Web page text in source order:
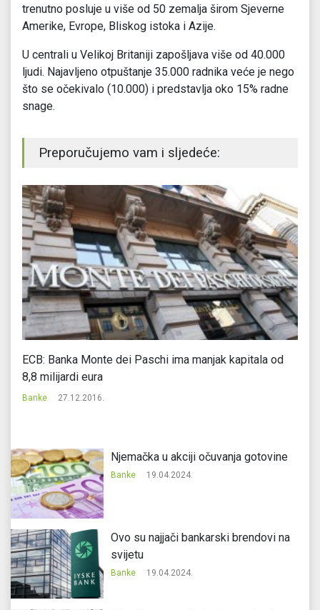
trenutno posluje u više od 50 zemalja širom Sjeverne
Amerike, Evrope, Bliskog istoka i Azije.
U centrali u Velikoj Britaniji zapošljava više od 40.000
ljudi. Najavljeno otpuštanje 35.000 radnika veće je nego
što se očekivalo (10.000) i predstavlja oko 15% radne
snage.
Preporučujemo vam i sljedeće:
ECB: Banka Monte dei Paschi ima manjak kapitala od
8,8 milijardi eura
Banke 27.12.2016.
Njemačka u akciji očuvanja gotovine
Banke 19.04.2024.
Ovo su najjači bankarski brendovi na
svijetu
Banke 19.04.2024.